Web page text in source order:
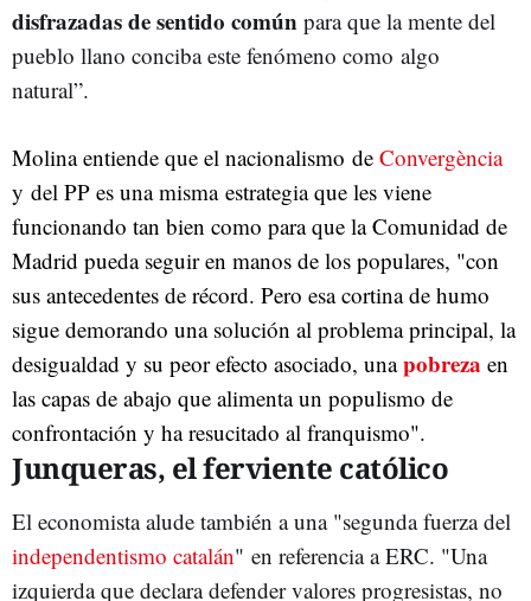
disfrazadas de sentido común para que la mente del
pueblo llano conciba este fenómeno como algo
natural”.
Molina entiende que el nacionalismo de Convergència
y del PP es una misma estrategia que les viene
funcionando tan bien como para que la Comunidad de
Madrid pueda seguir en manos de los populares, "con
sus antecedentes de récord. Pero esa cortina de humo
sigue demorando una solución al problema principal, la
desigualdad y su peor efecto asociado, unapobreza en
las capas de abajo que alimenta un populismo de
confrontación y ha resucitado al franquismo".
Junqueras, el ferviente católico
El economista alude también a una "segunda fuerza del
independentismo catalán" en referencia a ERC. "Una
izquierda que declara defender valores progresistas, no